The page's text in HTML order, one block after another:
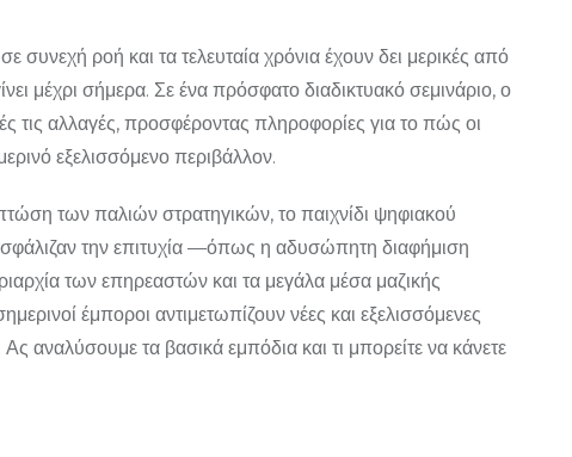
ροή και τα τελευταία χρόνια έχουν δει μερικές από
μέχρι σήμερα. Σε ένα πρόσφατο διαδικτυακό σεμινάριο, ο
αλλαγές, προσφέροντας πληροφορίες για το πώς οι
εξελισσόμενο περιβάλλον.
των παλιών στρατηγικών, το παιχνίδι ψηφιακού
την επιτυχία —όπως η αδυσώπητη διαφήμιση
των επηρεαστών και τα μεγάλα μέσα μαζικής
έμποροι αντιμετωπίζουν νέες και εξελισσόμενες
αναλύσουμε τα βασικά εμπόδια και τι μπορείτε να κάνετε